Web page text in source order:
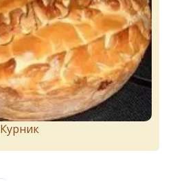
Курник